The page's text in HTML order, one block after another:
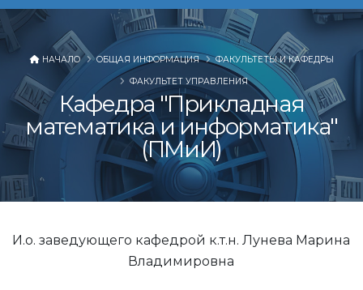
Кафедра "Прикладная
математика и информатика"
(ПМиИ)
НАЧАЛО ОБЩАЯ ИНФОРМАЦИЯ ФАКУЛЬТЕТЫ И КАФЕДРЫ
ФАКУЛЬТЕТ УПРАВЛЕНИЯ
И.о. заведующего кафедрой к.т.н. Лунева Марина
Владимировна